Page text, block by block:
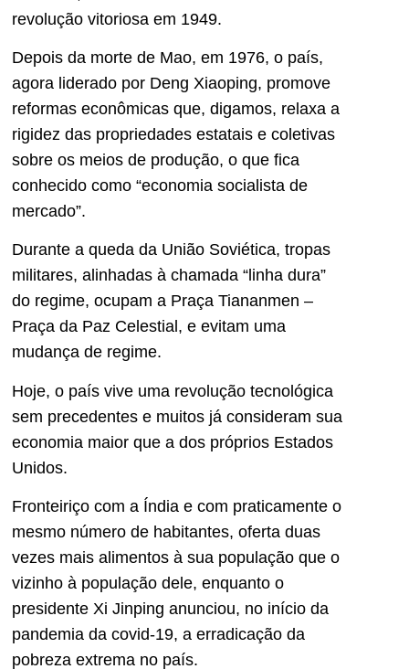
revolução vitoriosa em 1949.
Depois da morte de Mao, em 1976, o país,
agora liderado por Deng Xiaoping, promove
reformas econômicas que, digamos, relaxa a
rigidez das propriedades estatais e coletivas
sobre os meios de produção, o que fica
conhecido como “economia socialista de
mercado”.
Durante a queda da União Soviética, tropas
militares, alinhadas à chamada “linha dura”
do regime, ocupam a Praça Tiananmen –
Praça da Paz Celestial, e evitam uma
mudança de regime.
Hoje, o país vive uma revolução tecnológica
sem precedentes e muitos já consideram sua
economia maior que a dos próprios Estados
Unidos.
Fronteiriço com a Índia e com praticamente o
mesmo número de habitantes, oferta duas
vezes mais alimentos à sua população que o
vizinho à população dele, enquanto o
presidente Xi Jinping anunciou, no início da
pandemia da covid-19, a erradicação da
pobreza extrema no país.